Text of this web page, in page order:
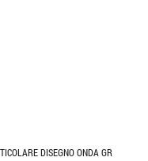
DISEGNO ONDA GR